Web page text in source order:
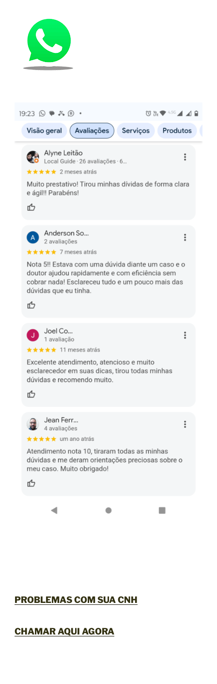
PROBLEMAS COM SUA CNH
CHAMAR AQUI AGORA